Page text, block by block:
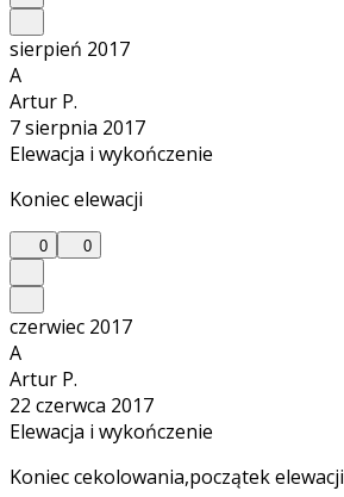
sierpień 2017
A
Artur P.
7 sierpnia 2017
Elewacja i wykończenie
Koniec elewacji
0 0
czerwiec 2017
A
Artur P.
22 czerwca 2017
Elewacja i wykończenie
Koniec cekolowania,początek elewacji